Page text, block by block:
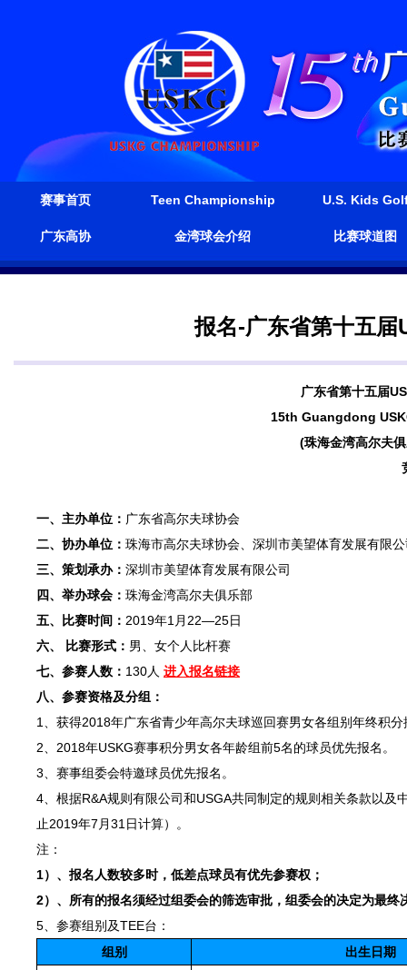
赛事首页 Teen Championship U.S. Kids
广东高协 金湾球会介绍 比赛球道图
报名-广东省第十五
广东省第十五届
15th Guangdong
(珠海金湾高尔夫
一、主办单位： 广东省高尔夫球协会
二、协办单位： 珠海市高尔夫球协会、深圳市美望体育发展有限
三、策划承办： 深圳市美望体育发展有限公司
四、举办球会： 珠海金湾高尔夫俱乐部
五、比赛时间： 2019年1月22—25日
六、 比赛形式： 男、女个人比杆赛
七、参赛人数： 130人 进入报名链接
八、参赛资格及分组：
1、获得2018年广东省青少年高尔夫球巡回赛男女各组别年终积
2、2018年USKG赛事积分男女各年龄组前5名的球员优先报名。
3、赛事组委会特邀球员优先报名。
4、根据R&A规则有限公司和USGA共同制定的规则相关条款以
止2019年7月31日计算）。
注：
1）、报名人数较多时，低差点球员有优先参赛权；
2）、所有的报名须经过组委会的筛选审批，组委会的决定为最终
5、参赛组别及TEE台：
组别
出生日期